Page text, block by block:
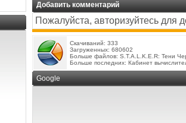
Добавить комментарий
Пожалуйста, авторизуйтесь для
Скачиваний: 333
Загруженных: 680602
Больше файлов: S.T.A.L.K.E.R: Тени
Больше последних: Кабинет
Google